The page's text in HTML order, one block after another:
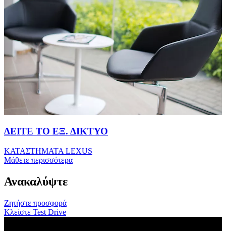
ΔΕΙΤΕ ΤΟ ΕΞ. ΔΙΚΤΥΟ
ΚΑΤΑΣΤHΜΑΤΑ LEXUS
Μάθετε περισσότερα
Ανακαλύψτε
Ζητήστε προσφορά
Κλείστε Test Drive